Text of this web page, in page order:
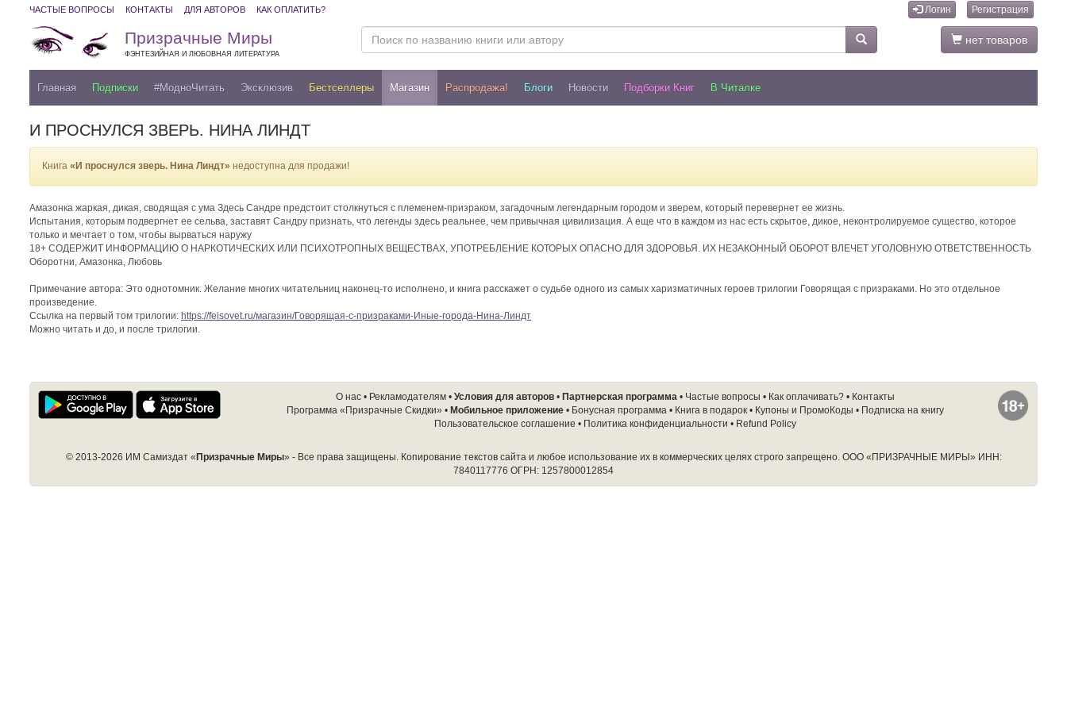
ЧАСТЫЕ ВОПРОСЫ КОНТАКТЫ ДЛЯ АВТОРОВ КАК ОПЛАТИТЬ? Логин Регистрация
Призрачные Миры
ФЭНТЕЗИЙНАЯ И ЛЮБОВНАЯ ЛИТЕРАТУРА
нет товаров
Главная Подписки #МодноЧитать Эксклюзив Бестселлеры Магазин Распродажа! Блоги Новости Подборки Книг В Читалке
И ПРОСНУЛСЯ ЗВЕРЬ. НИНА ЛИНДТ
Книга «И проснулся зверь. Нина Линдт» недоступна для продажи!
Амазонка жаркая, дикая, сводящая с ума Здесь Сандре предстоит столкнуться с племенем-призраком, загадочным легендарным городом и зверем, который перевернет ее жизнь.
Испытания, которым подвергнет ее сельва, заставят Сандру признать, что легенды здесь реальнее, чем привычная цивилизация. А еще что в каждом из нас есть скрытое, дикое, неконтролируемое существо, которое
только и мечтает о том, чтобы вырваться наружу
18+ СОДЕРЖИТ ИНФОРМАЦИЮ О НАРКОТИЧЕСКИХ ИЛИ ПСИХОТРОПНЫХ ВЕЩЕСТВАХ, УПОТРЕБЛЕНИЕ КОТОРЫХ ОПАСНО ДЛЯ ЗДОРОВЬЯ. ИХ НЕЗАКОННЫЙ ОБОРОТ ВЛЕЧЕТ УГОЛОВНУЮ ОТВЕТСТВЕННОСТЬ
Оборотни, Амазонка, Любовь
Примечание автора: Это однотомник. Желание многих читательниц наконец-то исполнено, и книга расскажет о судьбе одного из самых харизматичных героев трилогии Говорящая с призраками. Но это отдельное
произведение.
Ссылка на первый том трилогии: https://feisovet.ru/магазин/Говорящая-с-призраками-Иные-города-Нина-Линдт
Можно читать и до, и после трилогии.
О нас• Рекламодателям• Условия для авторов• Партнерская программа • Частые вопросы • Как оплачивать?• Контакты
Программа «Призрачные Скидки» • Мобильное приложение• Бонусная программа • Книга в подарок• Купоны и ПромоКоды • Подписка на книгу
Пользовательское соглашение • Политика конфиденциальности • Refund Policy
© 2013-2026 ИМ Самиздат «Призрачные Миры» - Все права защищены. Копирование текстов сайта и любое использование их в коммерческих целях строго запрещено. ООО «ПРИЗРАЧНЫЕ МИРЫ» ИНН:
7840117776 ОГРН: 1257800012854